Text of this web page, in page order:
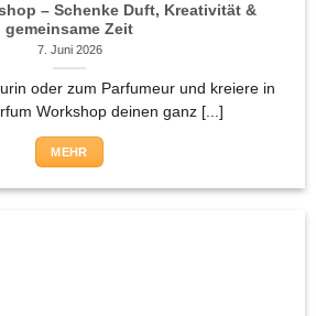
– Schenke Duft, Kreativität &
gemeinsame Zeit
7. Juni 2026
oder zum Parfumeur und kreiere in
Workshop deinen ganz [...]
MEHR